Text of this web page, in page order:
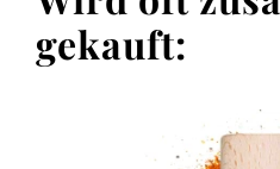
gekauft: